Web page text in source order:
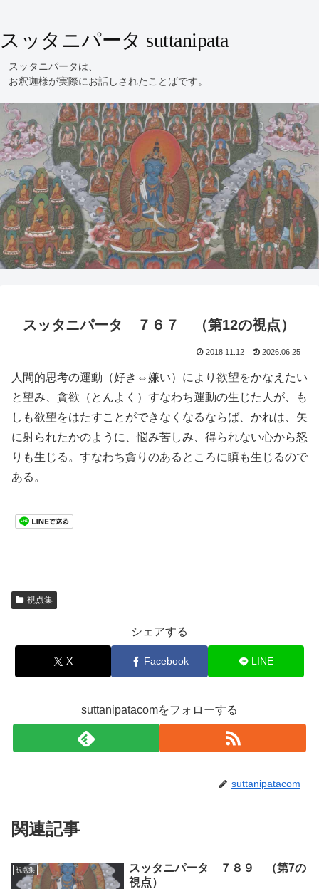
スッタニパータ suttanipata
スッタニパータ ７６７ （第12の視点）
2018.11.12 2026.06.25
人間的思考の運動（好き⇔嫌い）により欲望をかなえたい
と望み、貪欲（とんよく）すなわち運動の生じた人が、も
しも欲望をはたすことができなくなるならば、かれは、矢
に射られたかのように、悩み苦しみ、得られない心から怒
りも生じる。すなわち貪りのあるところに瞋も生じるので
ある。
視点集
シェアする
X Facebook LINE
suttanipatacomをフォローする
suttanipatacom
関連記事
視点集
スッタニパータ ７８９ （第7の
視点）